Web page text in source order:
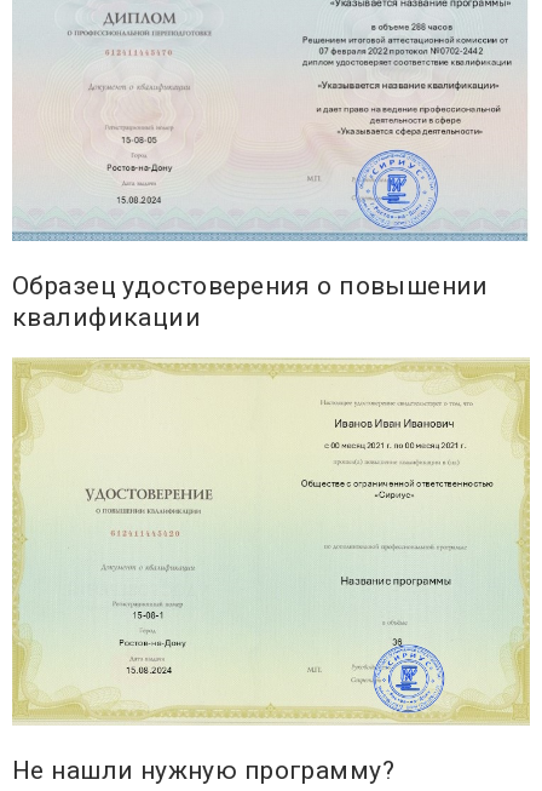
Образец удостоверения о повышении
квалификации
Не нашли нужную программу?